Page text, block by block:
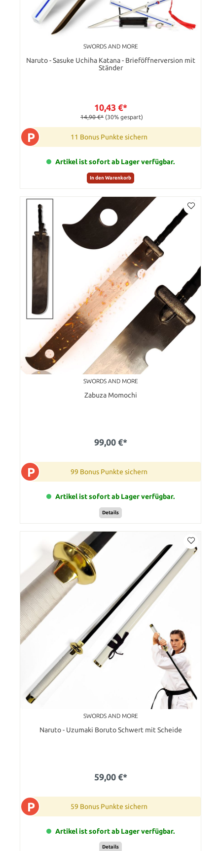
SWORDS AND MORE
Naruto - Sasuke Uchiha Katana - Brieföffnerversion mit
Ständer
10,43 €*
14,90 €* (30% gespart)
P 11 Bonus Punkte sichern
Artikel ist sofort ab Lager verfügbar.
In den Warenkorb
SWORDS AND MORE
Zabuza Momochi
99,00 €*
P 99 Bonus Punkte sichern
Artikel ist sofort ab Lager verfügbar.
Details
SWORDS AND MORE
Naruto - Uzumaki Boruto Schwert mit Scheide
59,00 €*
P 59 Bonus Punkte sichern
Artikel ist sofort ab Lager verfügbar.
Details